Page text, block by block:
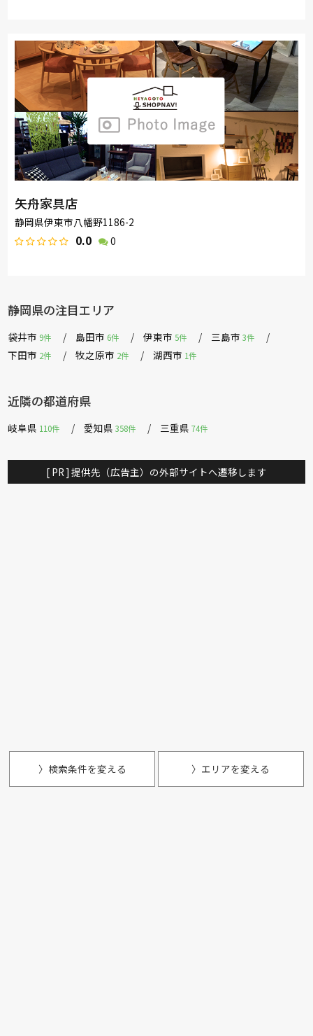
矢舟家具店
静岡県伊東市八幡野1186-2
0.0 0
静岡県の注目エリア
袋井市 9件 島田市 6件 伊東市5件 三島市3件
下田市 2件 牧之原市 2件 湖西市 1件
近隣の都道府県
岐阜県 110件 愛知県358件 三重県74件
[ PR ] 提供先（広告主）の外部サイトへ遷移します
〉検索条件を変える 〉エリアを変える